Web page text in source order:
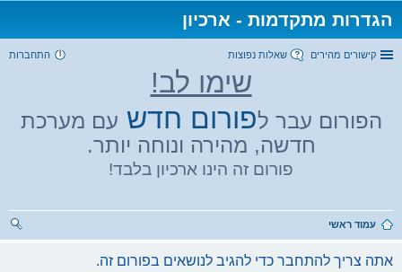
הגדרות מתקדמות - ארכיון
קישורים מהירים שאלות נפוצות התחברות
שימו לב!
הפורום עבר לפורום חדש עם מערכת
חדשה, מהירה ונוחה יותר.
פורום זה הינו ארכיון בלבד!
עמוד ראשי
אתה צריך להתחבר כדי להגיב לנושאים בפורום זה.